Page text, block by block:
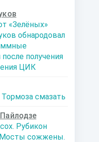
«Зелёных»
обнародовал
получения
ЦИК
Тормоза смазать
Рубикон
Мосты сожжены.
Шкуриндина